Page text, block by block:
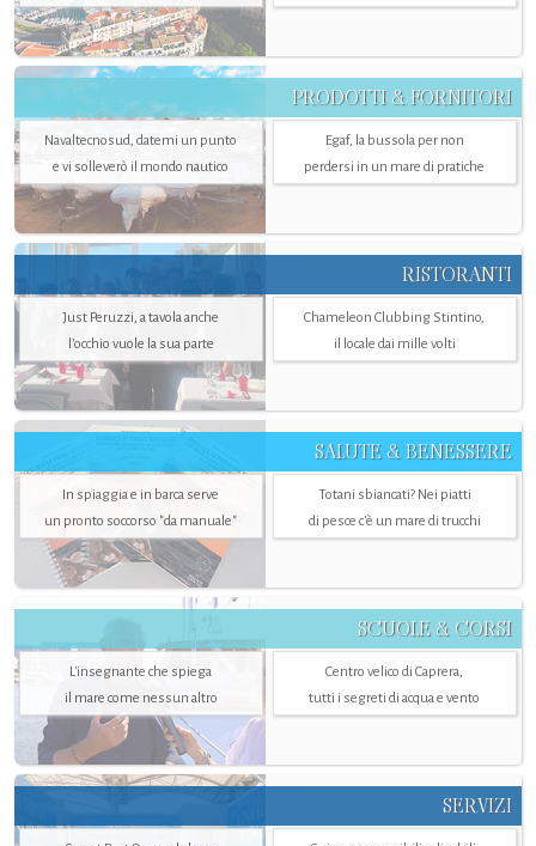
PRODOTTI & FORNITORI
Navaltecnosud, datemi un punto
e vi solleverò il mondo nautico
Egaf, la bussola per non
perdersi in un mare di pratiche
RISTORANTI
Just Peruzzi, a tavola anche
l’occhio vuole la sua parte
Chameleon Clubbing Stintino,
il locale dai mille volti
SALUTE & BENESSERE
In spiaggia e in barca serve
un pronto soccorso "da manuale"
Totani sbiancati? Nei piatti
di pesce c'è un mare di trucchi
SCUOLE & CORSI
L'insegnante che spiega
il mare come nessun altro
Centro velico di Caprera,
tutti i segreti di acqua e vento
SERVIZI